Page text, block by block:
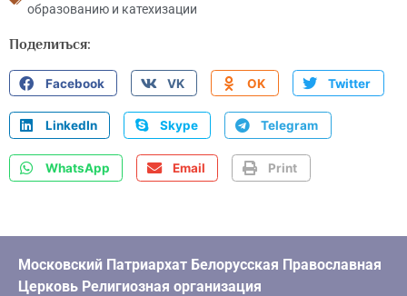
образованию и катехизации
Поделиться:
Facebook VK OK Twitter
LinkedIn Skype Telegram
WhatsApp Email Print
Московский Патриархат Белорусская Православная
Церковь Религиозная организация